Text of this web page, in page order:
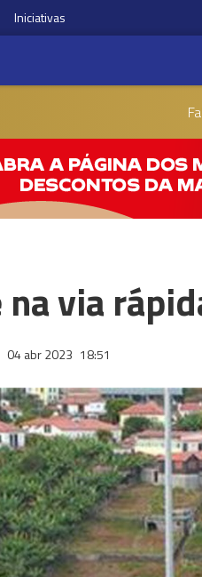
Iniciativas
via
04 abr 2023 18:51